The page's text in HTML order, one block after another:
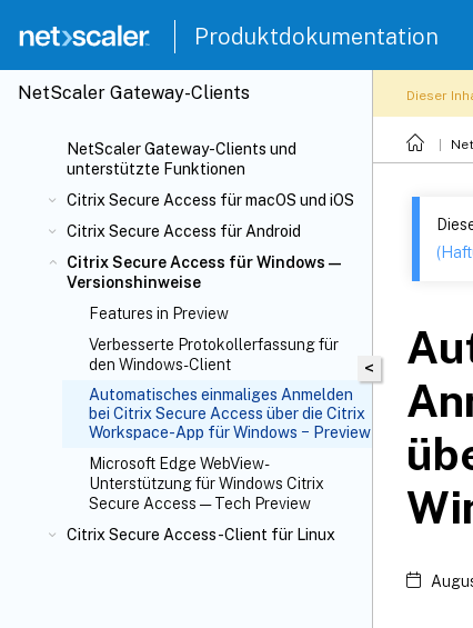
Produktdokumentation
NetScaler Gateway-Clients
NetScaler Gateway-Clients und
unterstützte Funktionen
Citrix Secure Access für macOS und iOS
Citrix Secure Access für Android
Citrix Secure Access für Windows —
Versionshinweise
Features in Preview
Verbesserte Protokollerfassung für
den Windows-Client
Automatisches einmaliges Anmelden
bei Citrix Secure Access über die Citrix
Workspace-App für Windows − Preview
Microsoft Edge WebView-
Unterstützung für Windows Citrix
Secure Access — Tech Preview
Citrix Secure Access-Client für Linux
Dieser
<